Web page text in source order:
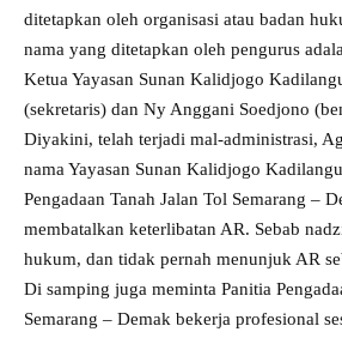
ditetapkan oleh organisasi atau badan
nama yang ditetapkan oleh pengurus
Ketua Yayasan Sunan Kalidjogo
(sekretaris) dan Ny Anggani Soedjono
Diyakini, telah terjadi mal-administrasi,
nama Yayasan Sunan Kalidjogo
Pengadaan Tanah Jalan Tol Semarang –
membatalkan keterlibatan AR. Sebab
hukum, dan tidak pernah menunjuk AR
Di samping juga meminta Panitia
Semarang – Demak bekerja profesional